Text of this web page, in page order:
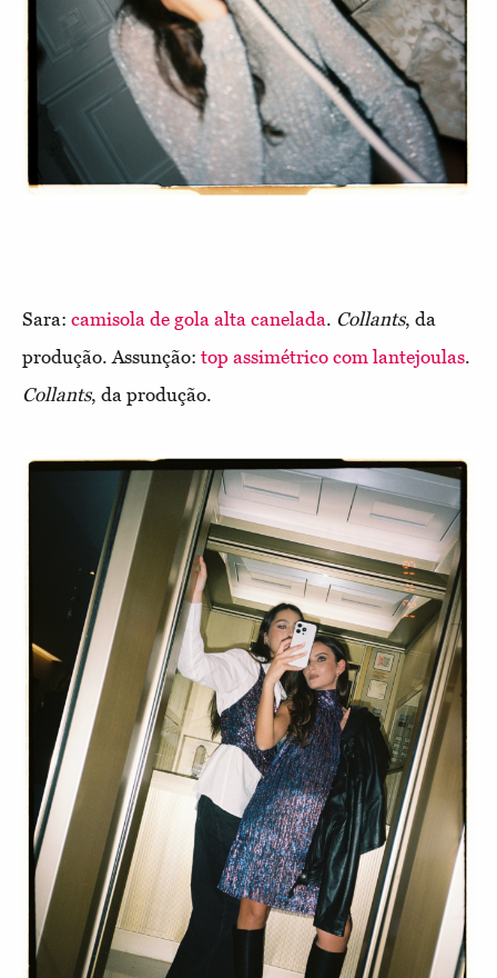
Sara: camisola de gola alta canelada. Collants, da
produção. Assunção: top assimétrico com lantejoulas.
Collants, da produção.